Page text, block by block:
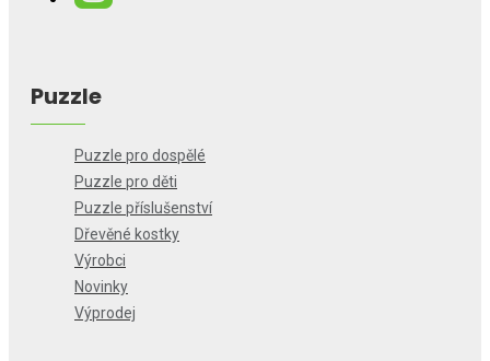
Puzzle
Puzzle pro dospělé
Puzzle pro děti
Puzzle příslušenství
Dřevěné kostky
Výrobci
Novinky
Výprodej